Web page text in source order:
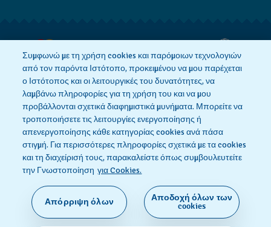
Όροι Πώλησης
Κάνε κλικ εδώ για υπαναχώρηση
Πολιτική Απορρήτου Πολιτική Cookies
Όροι Χρήσης
SWISS MADE
Συμφωνώ με τη χρήση cookies και παρόμοιων τεχνολογιών
από τον παρόντα Ιστότοπο, προκειμένου να μου παρέχεται
ο Ιστότοπος και οι λειτουργικές του δυνατότητες, να
λαμβάνω πληροφορίες για τη χρήση του και να μου
προβάλλονται σχετικά διαφημιστικά μυνήματα. Μπορείτε να
τροποποιήσετε τις λειτουργίες ενεργοποίησης ή
απενεργοποίησης κάθε κατηγορίας cookies ανά πάσα
στιγμή. Για περισσότερες πληροφορίες σχετικά με τα cookies
και τη διαχείρισή τους, παρακαλείστε όπως συμβουλευτείτε
την Γνωστοποίηση για Cookies.
Απόρριψη όλων
Αποδοχή όλων των
cookies